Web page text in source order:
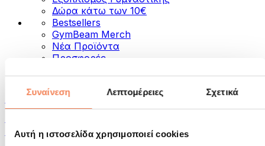
Συναίνεση Λεπτομέρειες Σχετικά
Αυτή η ιστοσελίδα χρησιμοποιεί cookies
Δώρα κάτω των 10€
Bestsellers
GymBeam Merch
Νέα Προϊόντα
Προσφορές
Κατηγορίες
Τρόφιμα
Ξηροί Καρποί